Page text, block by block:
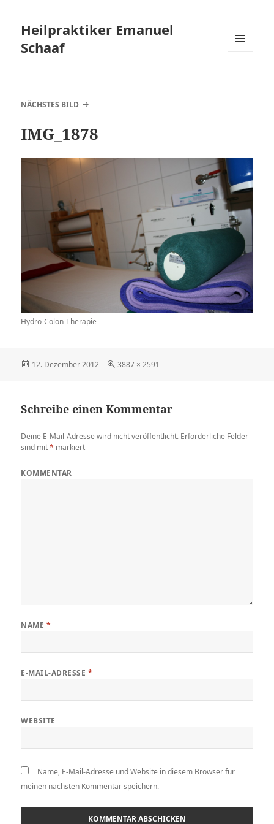
Heilpraktiker Emanuel
Schaaf
NÄCHSTES BILD
IMG_1878
Hydro-Colon-Therapie
Veröffentlicht
12. Dezember 2012
Volle
3887 × 2591
Schreibe einen Kommentar
Deine E-Mail-Adresse wird nicht veröffentlicht. Erforderliche Felder
sind mit* markiert
KOMMENTAR
NAME *
E-MAIL-ADRESSE *
WEBSITE
Name, E-Mail-Adresse und Website in diesem Browser für
meinen nächsten Kommentar speichern.